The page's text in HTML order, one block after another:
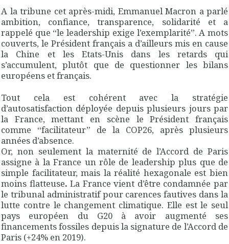
A la tribune cet après-midi, Emmanuel Macron a parlé
ambition, confiance, transparence, solidarité et a
rappelé que “le leadership exige l’exemplarité”. A mots
couverts, le Président français a d’ailleurs mis en cause
la Chine et les Etats-Unis dans les retards qui
s’accumulent, plutôt que de questionner les bilans
européens et français.
Tout cela est cohérent avec la stratégie
d’autosatisfaction déployée depuis plusieurs jours par
la France, mettant en scène le Président français
comme “facilitateur” de la COP26, après plusieurs
années d’absence.
Or, non seulement la maternité de l’Accord de Paris
assigne à la France un rôle de leadership plus que de
simple facilitateur, mais la réalité hexagonale est bien
moins flatteuse. La France vient d’être condamnée par
le tribunal administratif pour carences fautives dans la
lutte contre le changement climatique. Elle est le seul
pays européen du G20 à avoir augmenté ses
financements fossiles depuis la signature de l’Accord de
Paris (+24% en 2019).